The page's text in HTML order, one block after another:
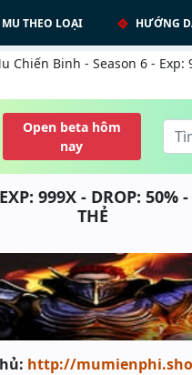
MU THEO LOẠI HƯỚNG
Chiến Binh - Season 6 -
Open beta hôm
nay
999X - DROP:
THẺ
http://